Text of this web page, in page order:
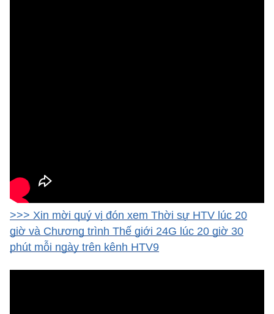
>>> Xin mời quý vị đón xem Thời sự HTV lúc 20
giờ và Chương trình Thế giới 24G lúc 20 giờ 30
phút mỗi ngày trên kênh HTV9